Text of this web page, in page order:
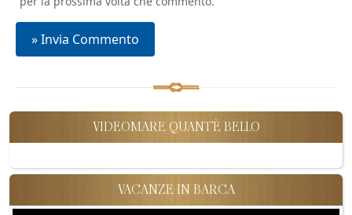
VIDEOMARE QUANT'È BELLO
VACANZE IN BARCA